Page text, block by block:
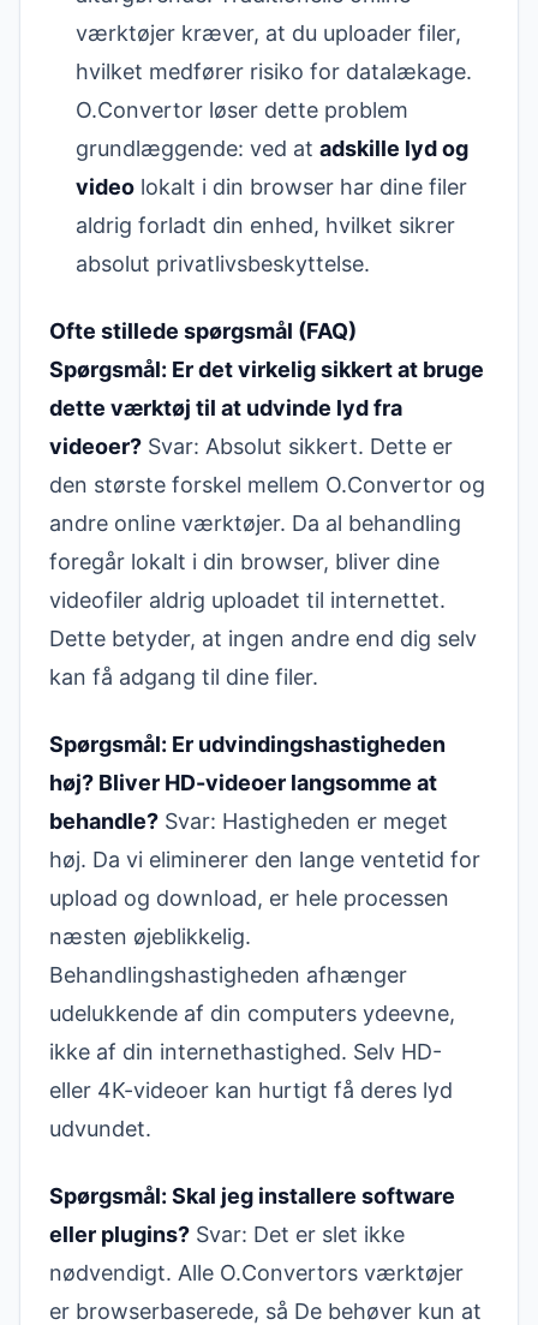
værktøjer kræver, at du uploader filer,
hvilket medfører risiko for datalækage.
O.Convertor løser dette problem
grundlæggende: ved at adskille lyd og
videolokalt i din browser har dine filer
aldrig forladt din enhed, hvilket sikrer
absolut privatlivsbeskyttelse.
Ofte stillede spørgsmål (FAQ)
Spørgsmål: Er det virkelig sikkert at bruge
dette værktøj til at udvinde lyd fra
videoer? Svar: Absolut sikkert. Dette er
den største forskel mellem O.Convertor og
andre online værktøjer. Da al behandling
foregår lokalt i din browser, bliver dine
videofiler aldrig uploadet til internettet.
Dette betyder, at ingen andre end dig selv
kan få adgang til dine filer.
Spørgsmål: Er udvindingshastigheden
høj? Bliver HD-videoer langsomme at
behandle? Svar: Hastigheden er meget
høj. Da vi eliminerer den lange ventetid for
upload og download, er hele processen
næsten øjeblikkelig.
Behandlingshastigheden afhænger
udelukkende af din computers ydeevne,
ikke af din internethastighed. Selv HD-
eller 4K-videoer kan hurtigt få deres lyd
udvundet.
Spørgsmål: Skal jeg installere software
eller plugins? Svar: Det er slet ikke
nødvendigt. Alle O.Convertors værktøjer
er browserbaserede, så De behøver kun at